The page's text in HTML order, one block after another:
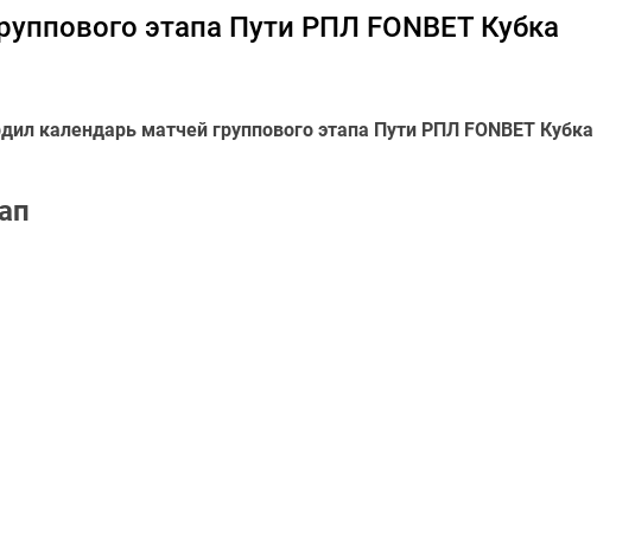
этапа Пути РПЛ FONBET Кубка
календарь матчей группового этапа Пути РПЛ FONBET Кубка